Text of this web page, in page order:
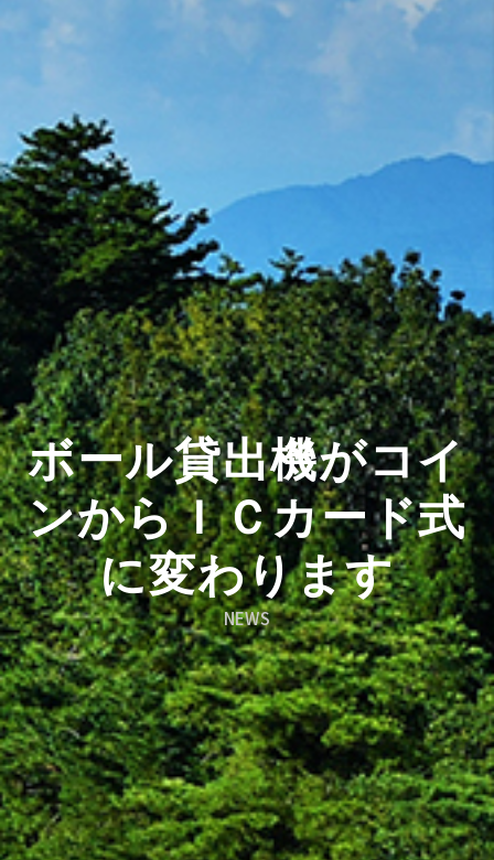
ボール貸出機がコイ
ンからＩＣカード式
に変わります
NEWS